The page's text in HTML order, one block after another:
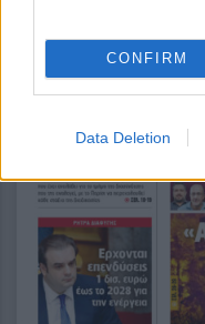
CONFIRM
Data Deletion